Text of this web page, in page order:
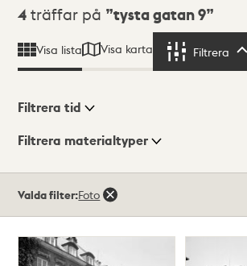
Sökresultat
4 träffar på tysta gatan 9
Visa lista Visa karta Filtrera
Visningsläge
Filtrera tid
Filtrera materialtyper
träffar
Valda filter:Foto